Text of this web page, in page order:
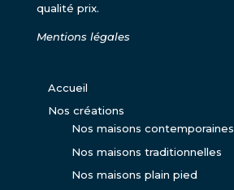
qualité prix.
Mentions légales
Accueil
Nos créations
Nos maisons contemporaines
Nos maisons traditionnelles
Nos maisons plain pied